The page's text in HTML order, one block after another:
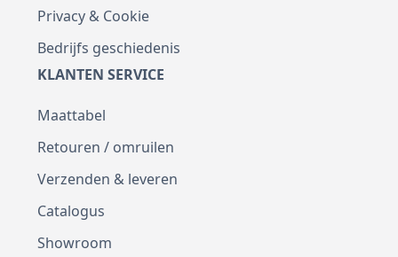
Privacy & Cookie
Bedrijfs geschiedenis
KLANTEN SERVICE
Maattabel
Retouren / omruilen
Verzenden & leveren
Catalogus
Showroom